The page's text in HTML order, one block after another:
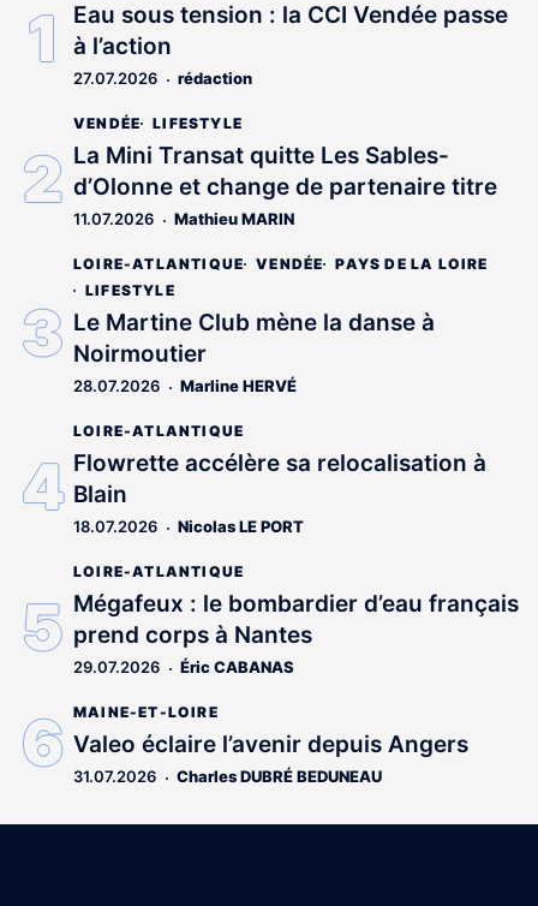
Eau sous tension : la CCI Vendée passe
à l’action
27.07.2026 rédaction
VENDÉE LIFESTYLE
La Mini Transat quitte Les Sables-
d’Olonne et change de partenaire titre
11.07.2026 Mathieu MARIN
LOIRE-ATLANTIQUE VENDÉE
PAYS DE LA LOIRE
LIFESTYLE
Le Martine Club mène la danse à
Noirmoutier
28.07.2026 Marline HERVÉ
LOIRE-ATLANTIQUE
Flowrette accélère sa relocalisation à
Blain
18.07.2026 Nicolas LE PORT
LOIRE-ATLANTIQUE
Mégafeux : le bombardier d’eau français
prend corps à Nantes
29.07.2026 Éric CABANAS
MAINE-ET-LOIRE
Valeo éclaire l’avenir depuis Angers
31.07.2026 Charles DUBRÉ BEDUNEAU